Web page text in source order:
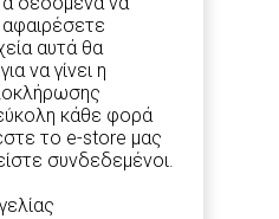
αυτά θα
να γίνει η
κάθε φορά
το e-store μας
συνδεδεμένοι.